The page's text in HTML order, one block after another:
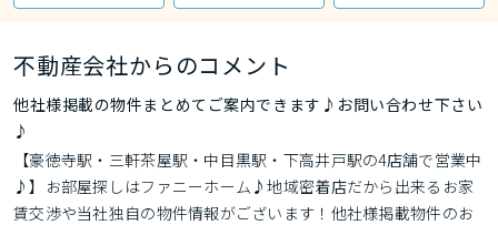
不動産会社からのコメント
他社様掲載の物件まとめてご案内できます♪お問い合わせ下さい
♪
【豪徳寺駅・三軒茶屋駅・中目黒駅・下高井戸駅の4店舗で営業中
♪】お部屋探しはファニーホーム♪地域密着店だから出来るお家
賃交渉や当社独自の物件情報がございます！他社様掲載物件のお